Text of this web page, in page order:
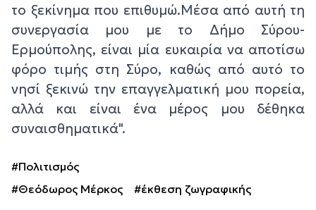
το ξεκίνημα που επιθυμώ.Μέσα από αυτή τη
συνεργασία μου με το Δήμο Σύρου-
Ερμούπολης, είναι μία ευκαιρία να αποτίσω
φόρο τιμής στη Σύρο, καθώς από αυτό το
νησί ξεκινώ την επαγγελματική μου πορεία,
αλλά και είναι ένα μέρος μου δέθηκα
συναισθηματικά".
#Πολιτισμός
#Θεόδωρος Μέρκος
#έκθεση ζωγραφικής